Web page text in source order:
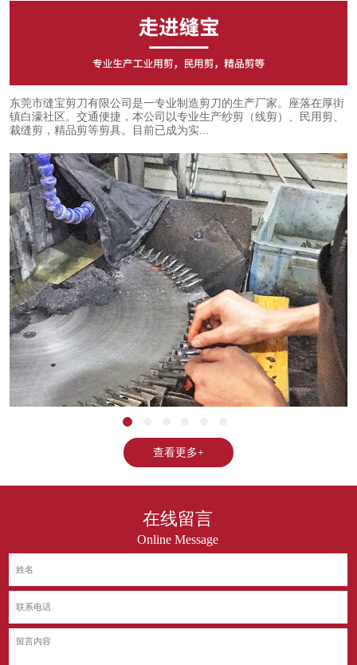
东莞市缝宝剪刀有限公司是一专业制造剪刀的生产厂家。座落在厚街
镇白濠社区。交通便捷，本公司以专业生产纱剪（线剪）、民用剪、
裁缝剪，精品剪等剪具。目前已成为实...
查看更多+
在线留言
Online Message